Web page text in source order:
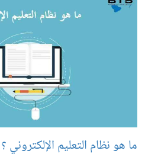
ما هو نظام التعليم الإلكتروني ؟